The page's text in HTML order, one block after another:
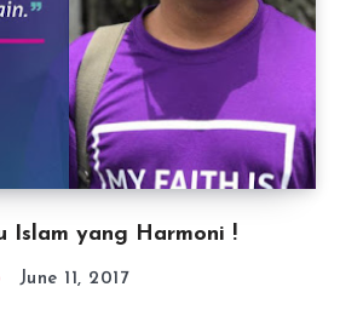
Islam yang Harmoni !
June 11, 2017